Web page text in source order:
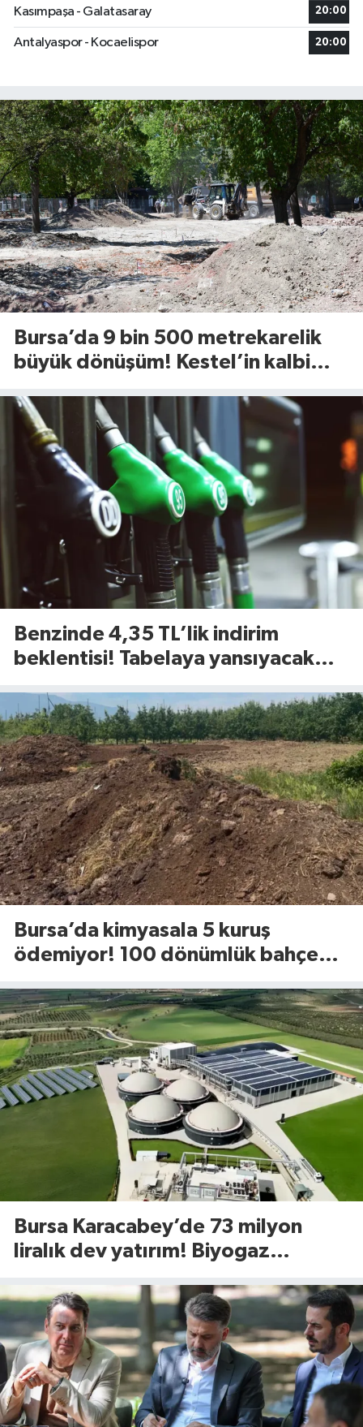
Kasımpaşa - Galatasaray 20:00
Antalyaspor - Kocaelispor 20:00
Bursa’da 9 bin 500 metrekarelik
büyük dönüşüm! Kestel’in kalbi
Benzinde 4,35 TL’lik indirim
beklentisi! Tabelaya yansıyacak
Bursa’da kimyasala 5 kuruş
ödemiyor! 100 dönümlük bahçede
Bursa Karacabey’de 73 milyon
liralık dev yatırım! Biyogaz
yükseliyor